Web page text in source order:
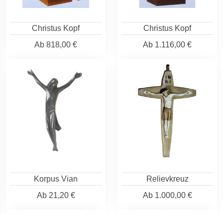
Christus Kopf
Ab 818,00 €
Christus Kopf
Ab 1.116,00 €
Korpus Vian
Ab21,20 €
Relievkreuz
Ab1.000,00 €